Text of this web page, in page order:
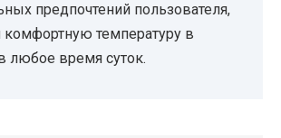
предпочтений пользователя,
комфортную температуру в
любое время суток.